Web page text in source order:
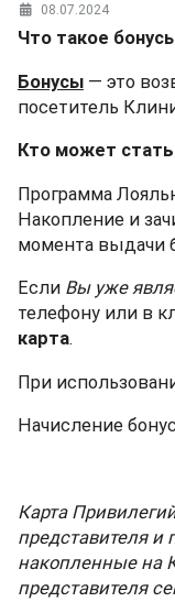
08.07.2024
Что такое
Бонусы— это
посетитель
Кто может
Программа
Накопление и
момента выдачи
Если Вы уже
телефону или в
карта.
При
Начисление
Карта
представителя
накопленные на
представителя